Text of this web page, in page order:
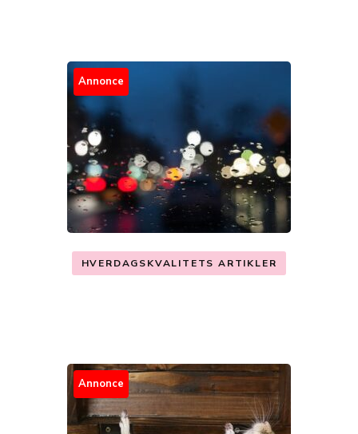
Annonce
HVERDAGSKVALITETS ARTIKLER
Annonce